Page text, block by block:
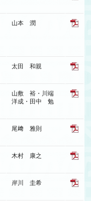
山本 潤
太田 和親
山敷 裕・川端
洋成・田中 勉
尾﨑 雅則
木村 康之
岸川 圭希